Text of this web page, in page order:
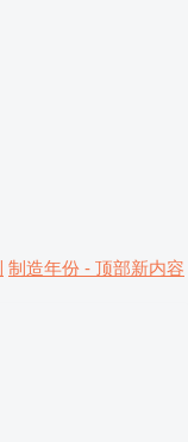
制造年份 - 顶部新内容